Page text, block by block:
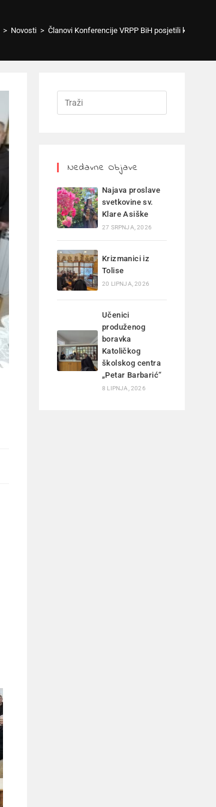
> Novosti > Članovi Konferencije VRPP BiH posjetili
Nedavne Objave
Najava proslave
svetkovine sv.
Klare Asiške
27 SRPNJA, 2026
Krizmanici iz
Tolise
20 LIPNJA, 2026
Učenici
produženog
boravka
Katoličkog
školskog centra
„Petar Barbarić“
8 LIPNJA, 2026